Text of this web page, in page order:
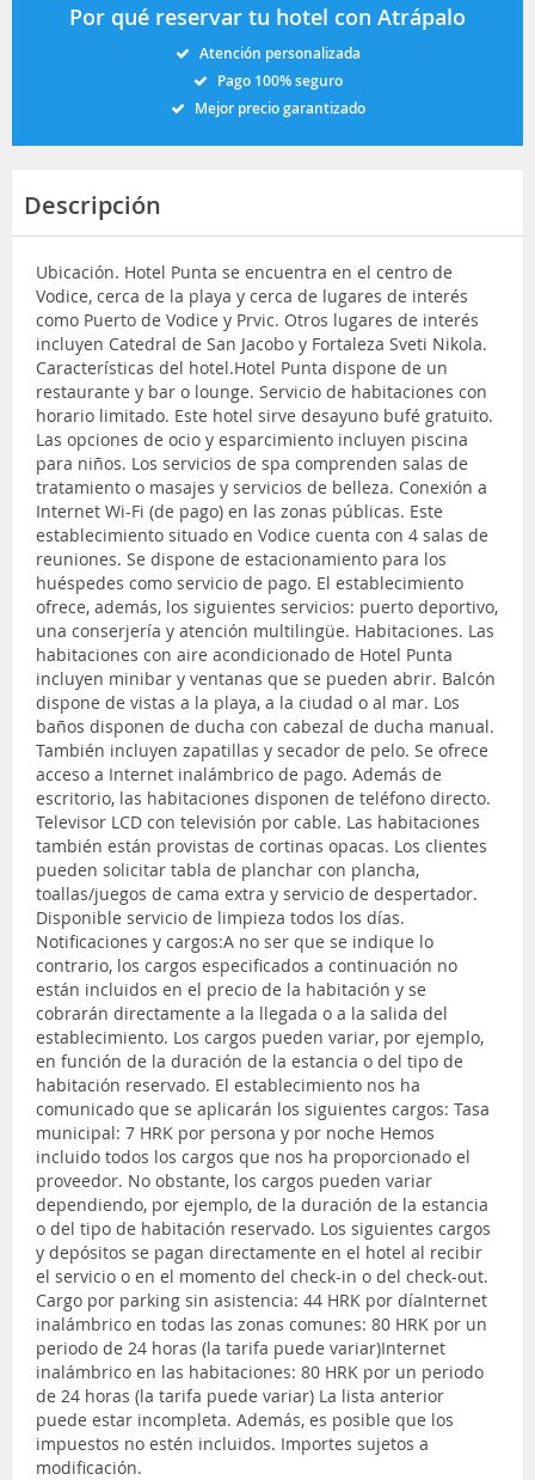
Por qué reservar tu hotel con Atrápalo
Atención personalizada
Pago 100% seguro
Mejor precio garantizado
Descripción
Ubicación. Hotel Punta se encuentra en el centro de
Vodice, cerca de la playa y cerca de lugares de interés
como Puerto de Vodice y Prvic. Otros lugares de interés
incluyen Catedral de San Jacobo y Fortaleza Sveti Nikola.
Características del hotel.Hotel Punta dispone de un
restaurante y bar o lounge. Servicio de habitaciones con
horario limitado. Este hotel sirve desayuno bufé gratuito.
Las opciones de ocio y esparcimiento incluyen piscina
para niños. Los servicios de spa comprenden salas de
tratamiento o masajes y servicios de belleza. Conexión a
Internet Wi-Fi (de pago) en las zonas públicas. Este
establecimiento situado en Vodice cuenta con 4 salas de
reuniones. Se dispone de estacionamiento para los
huéspedes como servicio de pago. El establecimiento
ofrece, además, los siguientes servicios: puerto deportivo,
una conserjería y atención multilingüe. Habitaciones. Las
habitaciones con aire acondicionado de Hotel Punta
incluyen minibar y ventanas que se pueden abrir. Balcón
dispone de vistas a la playa, a la ciudad o al mar. Los
baños disponen de ducha con cabezal de ducha manual.
También incluyen zapatillas y secador de pelo. Se ofrece
acceso a Internet inalámbrico de pago. Además de
escritorio, las habitaciones disponen de teléfono directo.
Televisor LCD con televisión por cable. Las habitaciones
también están provistas de cortinas opacas. Los clientes
pueden solicitar tabla de planchar con plancha,
toallas/juegos de cama extra y servicio de despertador.
Disponible servicio de limpieza todos los días.
Notificaciones y cargos:A no ser que se indique lo
contrario, los cargos especificados a continuación no
están incluidos en el precio de la habitación y se
cobrarán directamente a la llegada o a la salida del
establecimiento. Los cargos pueden variar, por ejemplo,
en función de la duración de la estancia o del tipo de
habitación reservado. El establecimiento nos ha
comunicado que se aplicarán los siguientes cargos: Tasa
municipal: 7 HRK por persona y por noche Hemos
incluido todos los cargos que nos ha proporcionado el
proveedor. No obstante, los cargos pueden variar
dependiendo, por ejemplo, de la duración de la estancia
o del tipo de habitación reservado. Los siguientes cargos
y depósitos se pagan directamente en el hotel al recibir
el servicio o en el momento del check-in o del check-out.
Cargo por parking sin asistencia: 44 HRK por díaInternet
inalámbrico en todas las zonas comunes: 80 HRK por un
periodo de 24 horas (la tarifa puede variar)Internet
inalámbrico en las habitaciones: 80 HRK por un periodo
de 24 horas (la tarifa puede variar) La lista anterior
puede estar incompleta. Además, es posible que los
impuestos no estén incluidos. Importes sujetos a
modificación.